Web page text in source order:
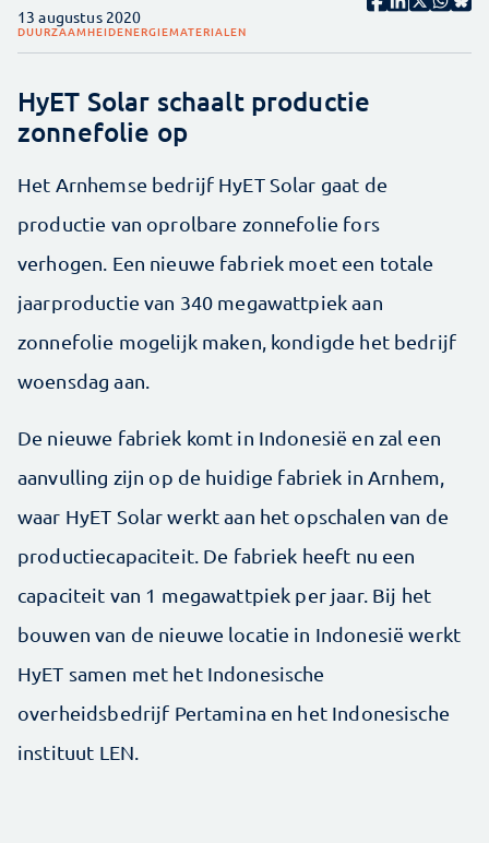
13 augustus 2020
DUURZAAMHEIDENERGIEMATERIALEN
HyET Solar schaalt productie
zonnefolie op
Het Arnhemse bedrijf HyET Solar gaat de
productie van oprolbare zonnefolie fors
verhogen. Een nieuwe fabriek moet een totale
jaarproductie van 340 megawattpiek aan
zonnefolie mogelijk maken, kondigde het bedrijf
woensdag aan.
De nieuwe fabriek komt in Indonesië en zal een
aanvulling zijn op de huidige fabriek in Arnhem,
waar HyET Solar werkt aan het opschalen van de
productiecapaciteit. De fabriek heeft nu een
capaciteit van 1 megawattpiek per jaar. Bij het
bouwen van de nieuwe locatie in Indonesië werkt
HyET samen met het Indonesische
overheidsbedrijf Pertamina en het Indonesische
instituut LEN.